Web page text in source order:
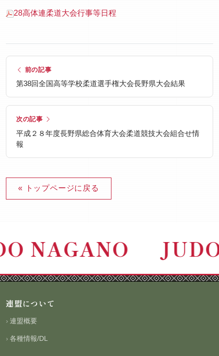
28高体連柔道大会行事等日程
前の記事
第38回全国高等学校柔道選手権大会長野県大会結果
次の記事
平成２８年度長野県総合体育大会柔道競技大会組合せ情
報
« トップページに戻る
NAGANO
連盟について
連盟概要
各種情報/DL